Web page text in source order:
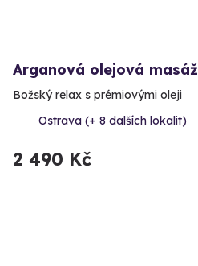
Arganová olejová masáž
Božský relax s prémiovými oleji
Ostrava (+ 8 dalších lokalit)
2 490 Kč